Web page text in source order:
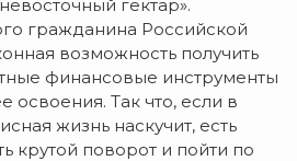
гектар».
гражданина Российской
возможность получить
финансовые инструменты
освоения. Так что, если в
жизнь наскучит, есть
крутой поворот и пойти по